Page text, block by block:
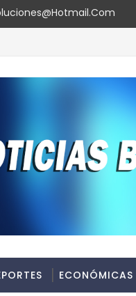
ECONÓMICAS